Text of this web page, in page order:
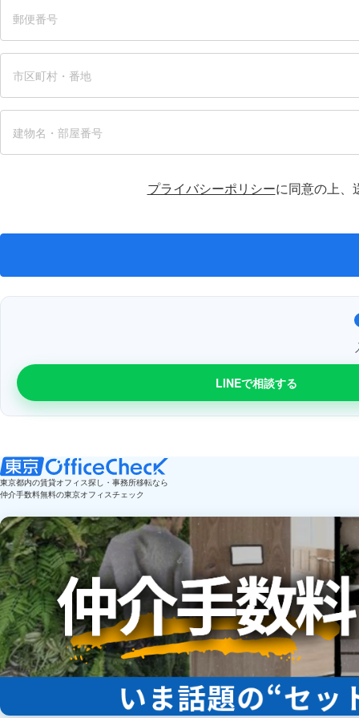
プライバシーポリシーに同意の上、
LINEで相談する
東京都内の賃貸オフィス探し・事務所移転なら
仲介手数料無料の東京オフィスチェック